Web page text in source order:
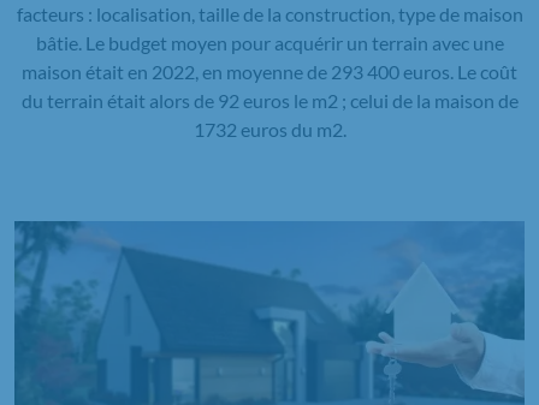
facteurs : localisation, taille de la construction, type de maison
bâtie. Le budget moyen pour acquérir un terrain avec une
maison était en 2022, en moyenne de 293 400 euros. Le coût
du terrain était alors de 92 euros le m2 ; celui de la maison de
1732 euros du m2.